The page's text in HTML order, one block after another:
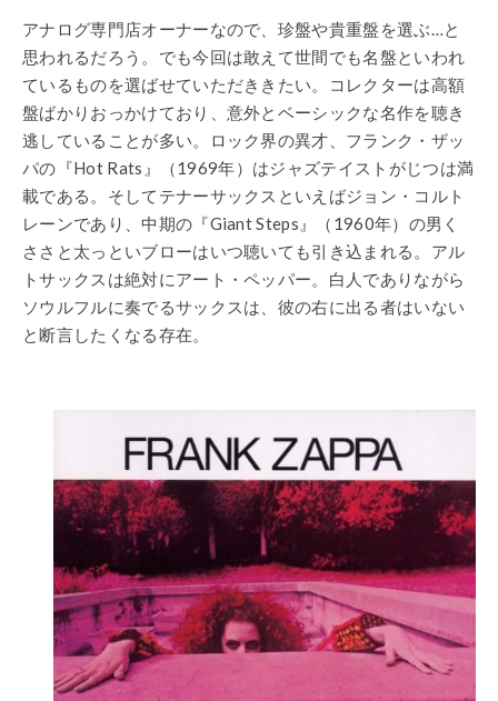
アナログ専門店オーナーなので、珍盤や貴重盤を選ぶ…と
思われるだろう。でも今回は敢えて世間でも名盤といわれ
ているものを選ばせていただききたい。コレクターは高額
盤ばかりおっかけており、意外とベーシックな名作を聴き
逃していることが多い。ロック界の異才、フランク・ザッ
パの『Hot Rats』（1969年）はジャズテイストがじつは満
載である。そしてテナーサックスといえばジョン・コルト
レーンであり、中期の『Giant Steps』（1960年）の男く
ささと太っといブローはいつ聴いても引き込まれる。アル
トサックスは絶対にアート・ペッパー。白人でありながら
ソウルフルに奏でるサックスは、彼の右に出る者はいない
と断言したくなる存在。